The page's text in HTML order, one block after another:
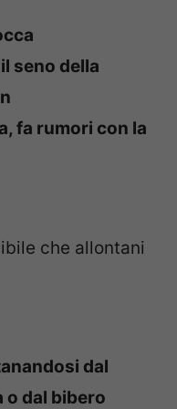
seno della
fa rumori con la
che allontani
dal
o dal bibero